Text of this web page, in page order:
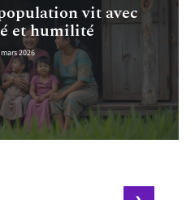
vit avec
et humilité
2026